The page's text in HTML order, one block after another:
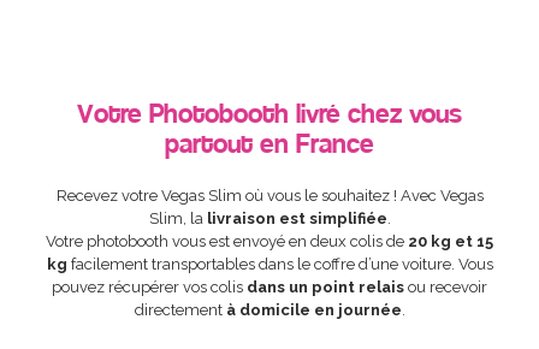
Votre Photobooth livré chez vous
partout en France
Recevez votre Vegas Slim où vous le souhaitez ! Avec Vegas
Slim, lalivraison est simplifiée.
Votre photobooth vous est envoyé en deux colis de 20 kg et 15
kg facilement transportables dans le coffre d’une voiture. Vous
pouvez récupérer vos colis dans un point relais ou recevoir
directement à domicile en journée.